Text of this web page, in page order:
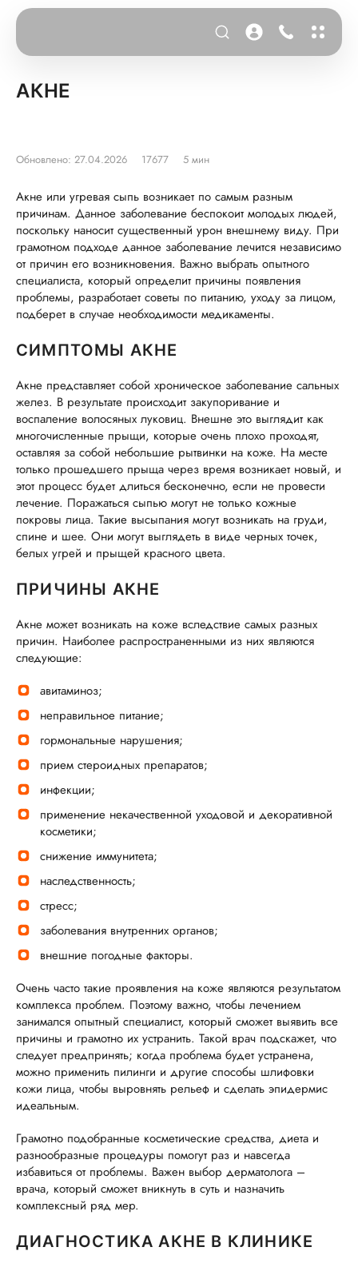
АКНЕ
Обновлено: 27.04.2026 17677 5 мин
Акне или угревая сыпь возникает по самым разным
причинам. Данное заболевание беспокоит молодых людей,
поскольку наносит существенный урон внешнему виду. При
грамотном подходе данное заболевание лечится независимо
от причин его возникновения. Важно выбрать опытного
специалиста, который определит причины появления
проблемы, разработает советы по питанию, уходу за лицом,
подберет в случае необходимости медикаменты.
СИМПТОМЫ АКНЕ
Акне представляет собой хроническое заболевание сальных
желез. В результате происходит закупоривание и
воспаление волосяных луковиц. Внешне это выглядит как
многочисленные прыщи, которые очень плохо проходят,
оставляя за собой небольшие рытвинки на коже. На месте
только прошедшего прыща через время возникает новый, и
этот процесс будет длиться бесконечно, если не провести
лечение. Поражаться сыпью могут не только кожные
покровы лица. Такие высыпания могут возникать на груди,
спине и шее. Они могут выглядеть в виде черных точек,
белых угрей и прыщей красного цвета.
ПРИЧИНЫ АКНЕ
Акне может возникать на коже вследствие самых разных
причин. Наиболее распространенными из них являются
следующие:
авитаминоз;
неправильное питание;
гормональные нарушения;
прием стероидных препаратов;
инфекции;
применение некачественной уходовой и декоративной
косметики;
снижение иммунитета;
наследственность;
стресс;
заболевания внутренних органов;
внешние погодные факторы.
Очень часто такие проявления на коже являются результатом
комплекса проблем. Поэтому важно, чтобы лечением
занимался опытный специалист, который сможет выявить все
причины и грамотно их устранить. Такой врач подскажет, что
следует предпринять; когда проблема будет устранена,
можно применить пилинги и другие способы шлифовки
кожи лица, чтобы выровнять рельеф и сделать эпидермис
идеальным.
Грамотно подобранные косметические средства, диета и
разнообразные процедуры помогут раз и навсегда
избавиться от проблемы. Важен выбор дерматолога –
врача, который сможет вникнуть в суть и назначить
комплексный ряд мер.
ДИАГНОСТИКА АКНЕ В КЛИНИКЕ